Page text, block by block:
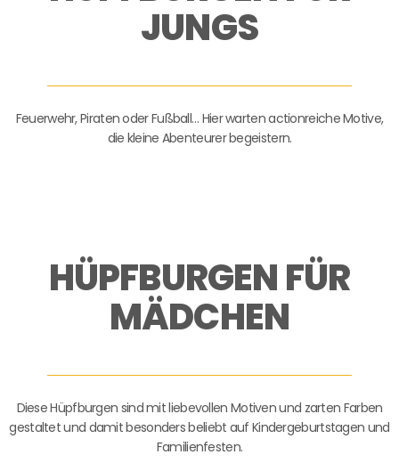
JUNGS
Feuerwehr, Piraten oder Fußball… Hier warten actionreiche Motive,
die kleine Abenteurer begeistern.
HÜPFBURGEN FÜR
MÄDCHEN
Diese Hüpfburgen sind mit liebevollen Motiven und zarten Farben
gestaltet und damit besonders beliebt auf Kindergeburtstagen und
Familienfesten.